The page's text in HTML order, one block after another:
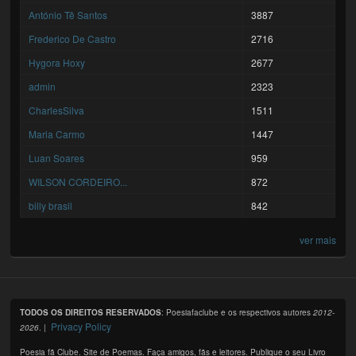
António Tê Santos
3887
Frederico De Castro
2716
Hygora Hoxy
2677
admin
2323
CharlesSilva
1511
Maria Carmo
1447
Luan Soares
959
WILSON CORDEIRO...
872
billy brasil
842
ver mais
TODOS OS DIREITOS RESERVADOS: Poesiafaclube e os respectivos autores2012-
2026. | Privacy Policy
Poesia fã Clube. Site de Poemas. Faça amigos, fãs e leitores. Publique o seu Livro